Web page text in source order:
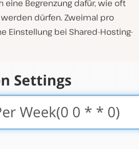
Begrenzung dafür, wie oft
dürfen. Zweimal pro
Einstellung bei Shared-Hosting-